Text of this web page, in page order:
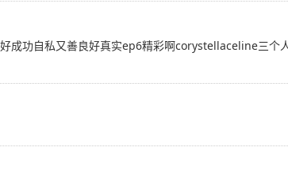
成功自私又善良好真实ep6精彩啊corystellaceline三个